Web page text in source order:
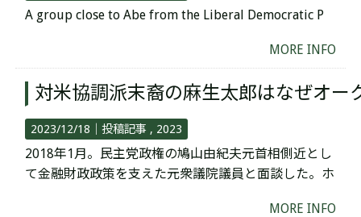
A group close to Abe from the Liberal Democratic P
MORE INFO
対米協調派末裔の麻生太郎はなぜオ
2023/12/18｜投稿記事 2023
2018年1月。民主党政権の鳩山由紀夫元首相側近とし
て金融財政政策を支えた元衆議院議員と面談した。ホ
MORE INFO